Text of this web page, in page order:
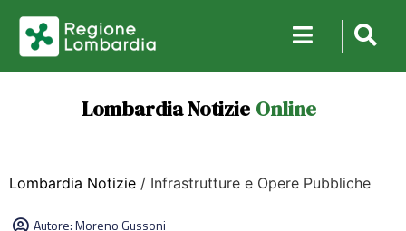
Lombardia Notizie Online
Lombardia Notizie / Infrastrutture e Opere Pubbliche
Autore:Moreno Gussoni